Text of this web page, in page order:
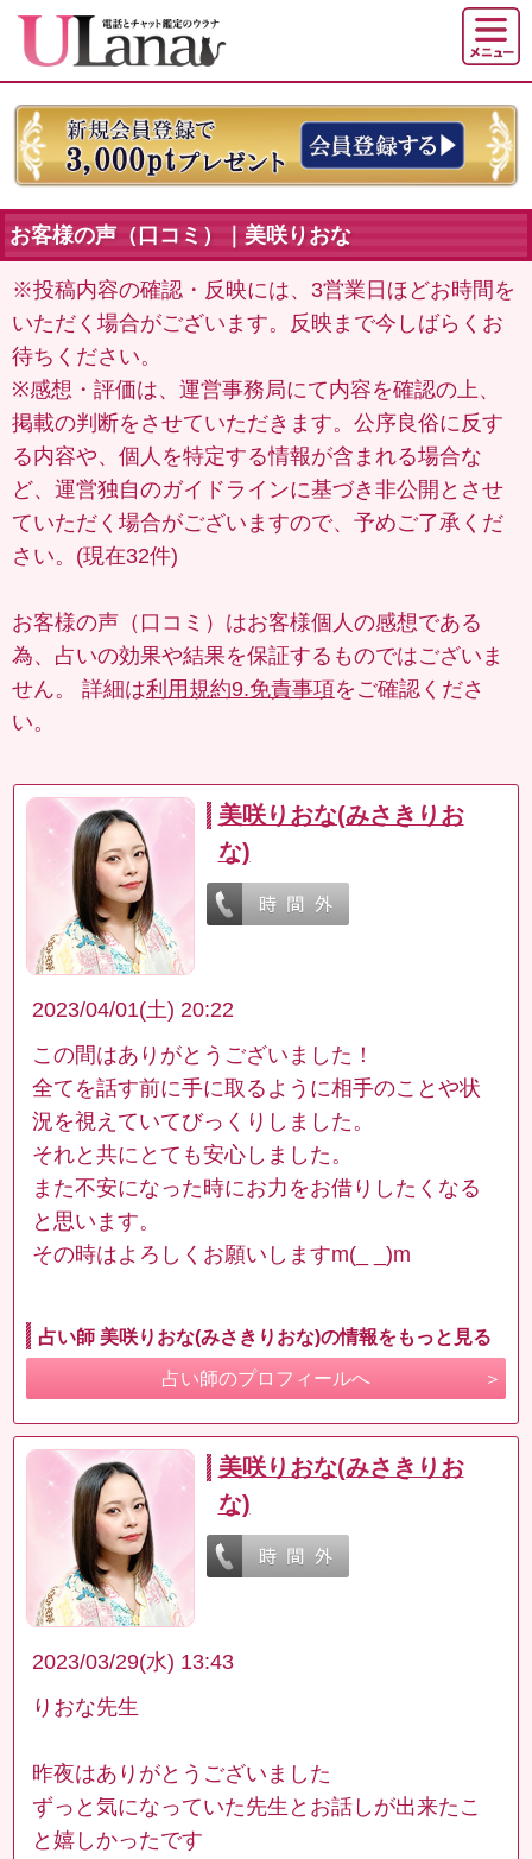
お客様の声（口コミ）｜美咲りおな
※投稿内容の確認・反映には、3営業日ほどお時間を
いただく場合がございます。反映まで今しばらくお
待ちください。
※感想・評価は、運営事務局にて内容を確認の上、
掲載の判断をさせていただきます。公序良俗に反す
る内容や、個人を特定する情報が含まれる場合な
ど、運営独自のガイドラインに基づき非公開とさせ
ていただく場合がございますので、予めご了承くだ
さい。(現在32件)
お客様の声（口コミ）はお客様個人の感想である
為、占いの効果や結果を保証するものではございま
せん。 詳細は利用規約9.免責事項をご確認くださ
い。
美咲りおな(みさきりお
な)
2023/04/01(土) 20:22
この間はありがとうございました！
全てを話す前に手に取るように相手のことや状
況を視えていてびっくりしました。
それと共にとても安心しました。
また不安になった時にお力をお借りしたくなる
と思います。
その時はよろしくお願いしますm(_ _)m
占い師 美咲りおな(みさきりおな)の情報をもっと見る
占い師のプロフィールへ
美咲りおな(みさきりお
な)
2023/03/29(水) 13:43
りおな先生
昨夜はありがとうございました
ずっと気になっていた先生とお話しが出来たこ
と嬉しかったです